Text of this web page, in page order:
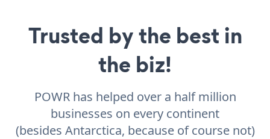
Trusted by the best in
the biz!
POWR has helped over a half million
businesses on every continent
(besides Antarctica, because of course not)